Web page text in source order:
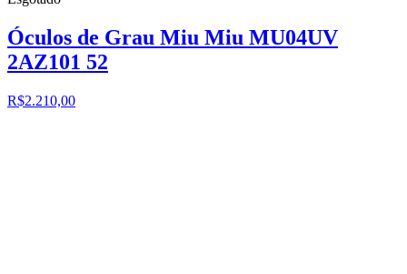
Óculos de Grau Miu Miu MU04UV
2AZ101 52
R$2.210,00